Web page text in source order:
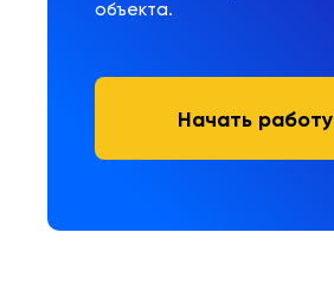
объекта.
Начать работу